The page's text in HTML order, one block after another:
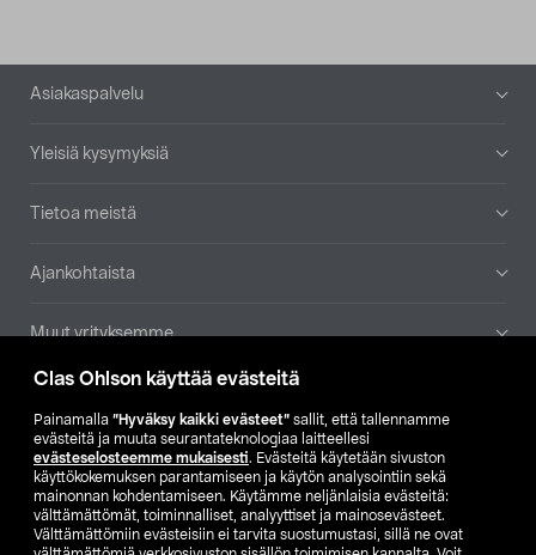
Clas Ohlson käyttää evästeitä
Painamalla ”Hyväksy kaikki evästeet” sallit, että tallennamme
evästeitä ja muuta seurantateknologiaa laitteellesi
evästeselosteemme mukaisesti. Evästeitä käytetään sivuston
käyttökokemuksen parantamiseen ja käytön analysointiin sekä
mainonnan kohdentamiseen. Käytämme neljänlaisia evästeitä:
välttämättömät, toiminnalliset, analyyttiset ja mainosevästeet.
Välttämättömiin evästeisiin ei tarvita suostumustasi, sillä ne ovat
Alatunniste
Asiakaspalvelu
Yleisiä kysymyksiä
Tietoa meistä
Ajankohtaista
Muut yrityksemme
Etsi myymälä
SE NO FI
FI SV